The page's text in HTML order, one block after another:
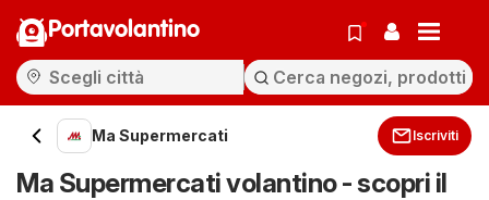
Portavolantino
Ma Supermercati Iscriviti
Ma Supermercati volantino - scopri il